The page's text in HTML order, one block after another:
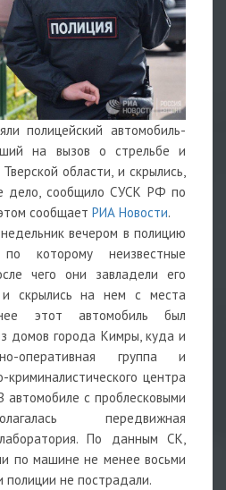
полицейский автомобиль-
на вызов о стрельбе и
области, и скрылись,
дело, сообщило СУСК РФ по
сообщает РИА Новости.
вечером в полицию
которому неизвестные
чего они завладели его
скрылись на нем с места
этот автомобиль был
домов города Кимры, куда и
оперативная группа и
криминалистического центра
автомобиле с проблесковыми
передвижная
лаборатория. По данным СК,
по машине не менее восьми
полиции не пострадали.